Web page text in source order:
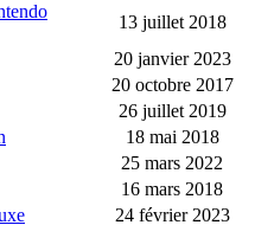
13 juillet 2018
20 janvier 2023
20 octobre 2017
26 juillet 2019
18 mai 2018
25 mars 2022
16 mars 2018
24 février 2023